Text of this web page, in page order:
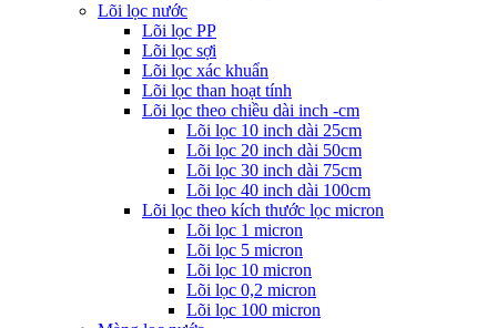
Lõi lọc nước
Lõi lọc PP
Lõi lọc sợi
Lõi lọc xác khuẩn
Lõi lọc than hoạt tính
Lõi lọc theo chiều dài inch -cm
Lõi lọc 10 inch dài 25cm
Lõi lọc 20 inch dài 50cm
Lõi lọc 30 inch dài 75cm
Lõi lọc 40 inch dài 100cm
Lõi lọc theo kích thước lọc micron
Lõi lọc 1 micron
Lõi lọc 5 micron
Lõi lọc 10 micron
Lõi lọc 0,2 micron
Lõi lọc 100 micron